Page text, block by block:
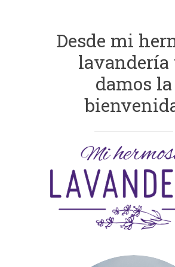
Desde mi
lavandería
damos la